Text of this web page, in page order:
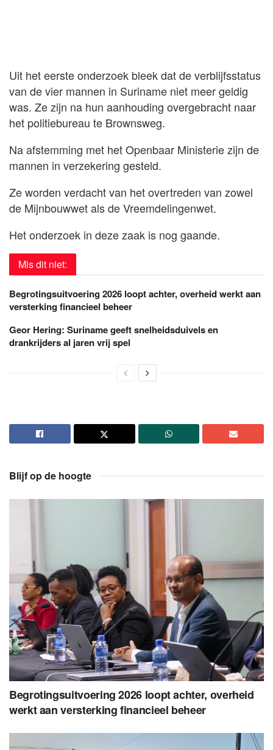
Uit het eerste onderzoek bleek dat de verblijfsstatus
van de vier mannen in Suriname niet meer geldig
was. Ze zijn na hun aanhouding overgebracht naar
het politiebureau te Brownsweg.
Na afstemming met het Openbaar Ministerie zijn de
mannen in verzekering gesteld.
Ze worden verdacht van het overtreden van zowel
de Mijnbouwwet als de Vreemdelingenwet.
Het onderzoek in deze zaak is nog gaande.
Mis dit niet:
Begrotingsuitvoering 2026 loopt achter, overheid werkt aan
versterking financieel beheer
Geor Hering: Suriname geeft snelheidsduivels en
drankrijders al jaren vrij spel
Blijf op de hoogte
Begrotingsuitvoering 2026 loopt achter, overheid
werkt aan versterking financieel beheer